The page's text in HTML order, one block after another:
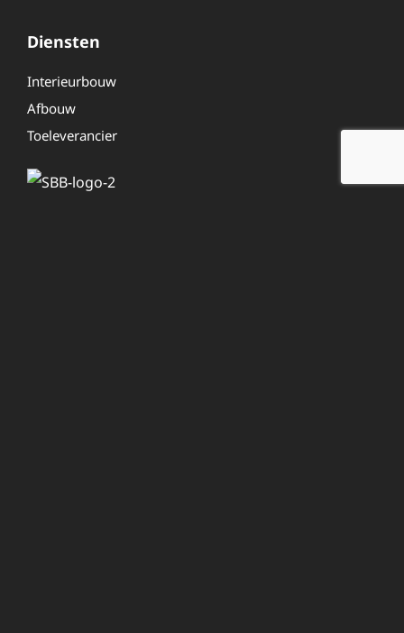
Diensten
Interieurbouw
Afbouw
Toeleverancier